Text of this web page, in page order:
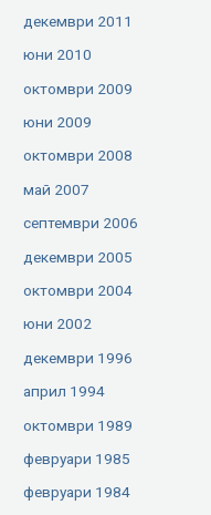
декември 2011
юни 2010
октомври 2009
юни 2009
октомври 2008
май 2007
септември 2006
декември 2005
октомври 2004
юни 2002
декември 1996
април 1994
октомври 1989
февруари 1985
февруари 1984